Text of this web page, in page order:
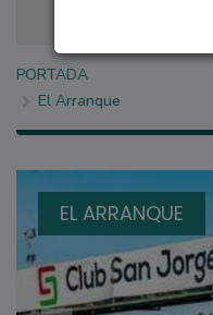
PORTADA
El Arranque
EL ARRANQUE